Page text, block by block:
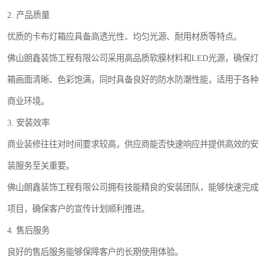
2. 产品质量
优质的卡布灯箱应具备高透光性、均匀光源、耐用材质等特点。
佛山朗鑫装饰工程有限公司采用高品质软膜材料和LED光源，确保灯
箱画面清晰、色彩饱满，同时具备良好的防水防潮性能，适用于各种
商业环境。
3. 安装效率
商业装修往往对时间要求较高，供应商能否快速响应并提供高效的安
装服务至关重要。
佛山朗鑫装饰工程有限公司拥有技能精良的安装团队，能够快速完成
项目，确保客户的宣传计划顺利推进。
4. 售后服务
良好的售后服务能够保障客户的长期使用体验。